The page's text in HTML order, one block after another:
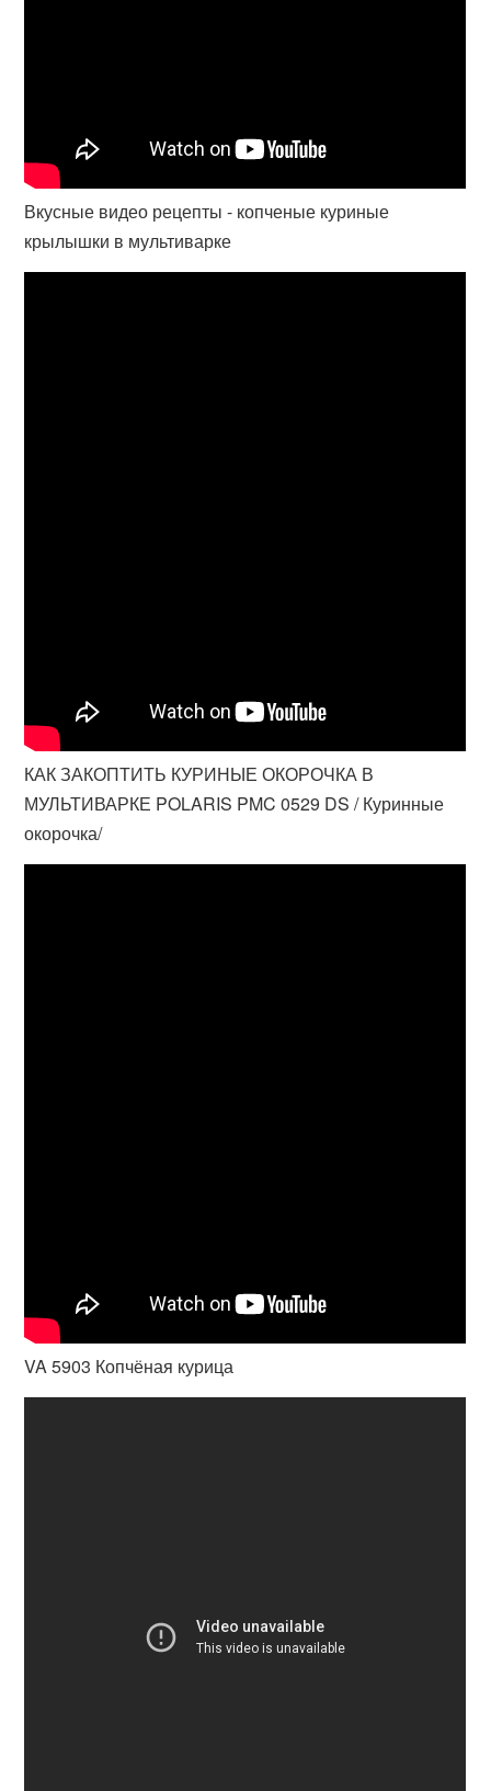
Вкусные видео рецепты - копченые куриные
крылышки в мультиварке
КАК ЗАКОПТИТЬ КУРИНЫЕ ОКОРОЧКА В
МУЛЬТИВАРКЕ POLARIS PMC 0529 DS / Куринные
окорочка/
VA 5903 Копчёная курица